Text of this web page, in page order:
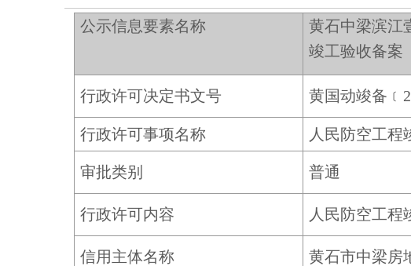
公示信息要素名称
黄石中梁滨江
竣工验收备案
行政许可决定书文号 黄国动竣备
行政许可事项名称 人民防空工程
审批类别 普通
行政许可内容 人民防空工程
信用主体名称 黄石市中梁房